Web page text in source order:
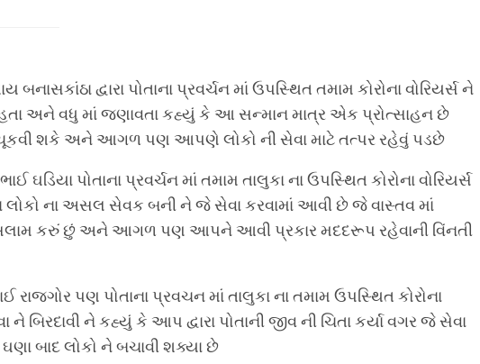
બનાસકાંઠા દ્વારા પોતાના પ્રવર્ચન માં ઉપસ્થિત તમામ કોરોના વોરિયર્સ ને
અને વધુ માં જણાવતા કહ્યું કે આ સન્માન માત્ર એક પ્રોત્સાહન છે
ચૂકવી શકે અને આગળ પણ આપણે લોકો ની સેવા માટે તત્પર રહેવું પડછે
ઘડિયા પોતાના પ્રવર્ચન માં તમામ તાલુકા ના ઉપસ્થિત કોરોના વોરિયર્સ
ના અસલ સેવક બની ને જે સેવા કરવામાં આવી છે જે વાસ્તવ માં
કરું છું અને આગળ પણ આપને આવી પ્રકાર મદદરૂપ રહેવાની વિંનતી
પણ પોતાના પ્રવચન માં તાલુકા ના તમામ ઉપસ્થિત કોરોના
બિરદાવી ને કહ્યું કે આપ દ્વારા પોતાની જીવ ની ચિતા કર્યા વગર જે સેવા
બાદ લોકો ને બચાવી શક્યા છે